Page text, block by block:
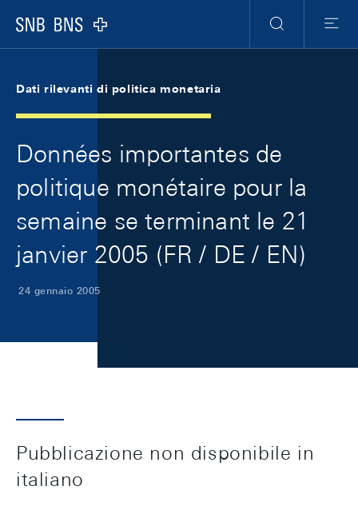
Logo
Ricerca
Menu
Dati rilevanti di politica monetaria
Données importantes de
politique monétaire pour la
semaine se terminant le 21
janvier 2005 (FR / DE / EN)
24 gennaio 2005
Pubblicazione non disponibile in
italiano